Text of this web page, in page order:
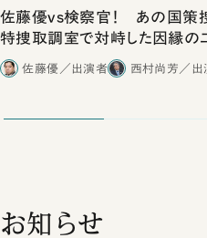
佐藤優vs検察官！ あの国策
特捜取調室で対峙した因縁の
合ったこと
佐藤優／出演者 西村尚芳／出
お知らせ